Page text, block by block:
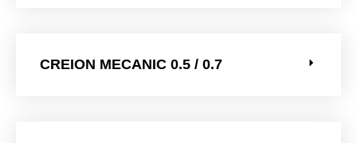
CREION MECANIC 0.5 / 0.7